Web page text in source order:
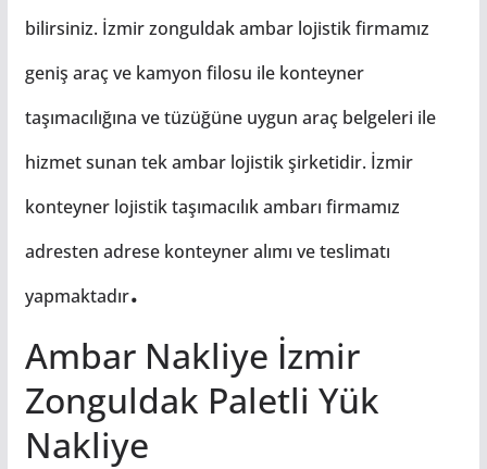
bilirsiniz. İzmir zonguldak ambar lojistik firmamız
geniş araç ve kamyon filosu ile konteyner
taşımacılığına ve tüzüğüne uygun araç belgeleri ile
hizmet sunan tek ambar lojistik şirketidir. İzmir
konteyner lojistik taşımacılık ambarı firmamız
adresten adrese konteyner alımı ve teslimatı
yapmaktadır.
Ambar Nakliye İzmir
Zonguldak Paletli Yük
Nakliye